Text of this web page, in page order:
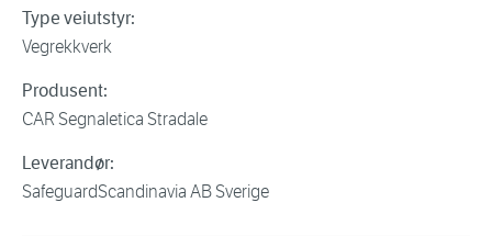
Type veiutstyr:
Vegrekkverk
Produsent:
CAR Segnaletica Stradale
Leverandør:
SafeguardScandinavia AB Sverige